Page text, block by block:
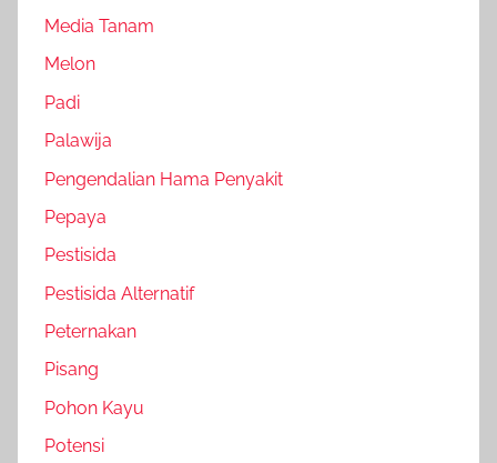
Media Tanam
Melon
Padi
Palawija
Pengendalian Hama Penyakit
Pepaya
Pestisida
Pestisida Alternatif
Peternakan
Pisang
Pohon Kayu
Potensi